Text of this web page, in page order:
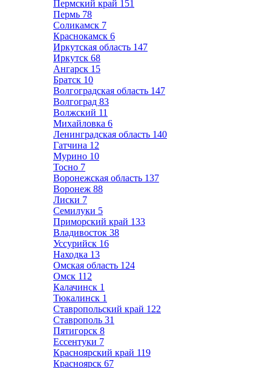
Пермский край 151
Пермь 78
Соликамск 7
Краснокамск 6
Иркутская область 147
Иркутск 68
Ангарск 15
Братск 10
Волгоградская область 147
Волгоград 83
Волжский 11
Михайловка 6
Ленинградская область 140
Гатчина 12
Мурино 10
Тосно 7
Воронежская область 137
Воронеж 88
Лиски 7
Семилуки 5
Приморский край 133
Владивосток 38
Уссурийск 16
Находка 13
Омская область 124
Омск 112
Калачинск 1
Тюкалинск 1
Ставропольский край 122
Ставрополь 31
Пятигорск 8
Ессентуки 7
Красноярский край 119
Красноярск 67